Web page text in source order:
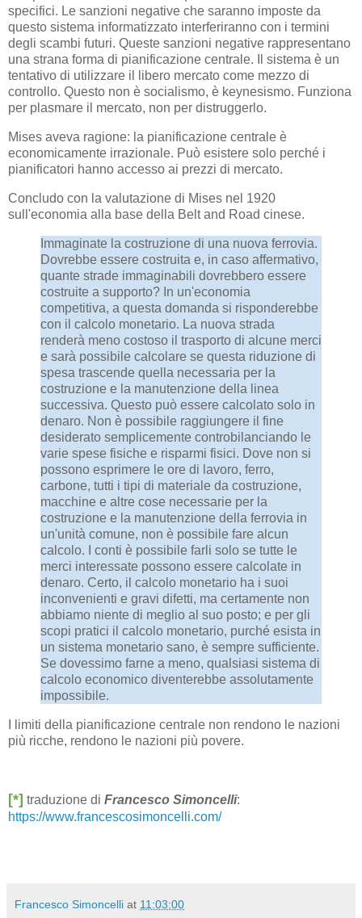
specifici. Le sanzioni negative che saranno imposte da
questo sistema informatizzato interferiranno con i termini
degli scambi futuri. Queste sanzioni negative rappresentano
una strana forma di pianificazione centrale. Il sistema è un
tentativo di utilizzare il libero mercato come mezzo di
controllo. Questo non è socialismo, è keynesismo. Funziona
per plasmare il mercato, non per distruggerlo.
Mises aveva ragione: la pianificazione centrale è
economicamente irrazionale. Può esistere solo perché i
pianificatori hanno accesso ai prezzi di mercato.
Concludo con la valutazione di Mises nel 1920
sull'economia alla base della Belt and Road cinese.
Immaginate la costruzione di una nuova ferrovia.
Dovrebbe essere costruita e, in caso affermativo,
quante strade immaginabili dovrebbero essere
costruite a supporto? In un'economia
competitiva, a questa domanda si risponderebbe
con il calcolo monetario. La nuova strada
renderà meno costoso il trasporto di alcune merci
e sarà possibile calcolare se questa riduzione di
spesa trascende quella necessaria per la
costruzione e la manutenzione della linea
successiva. Questo può essere calcolato solo in
denaro. Non è possibile raggiungere il fine
desiderato semplicemente controbilanciando le
varie spese fisiche e risparmi fisici. Dove non si
possono esprimere le ore di lavoro, ferro,
carbone, tutti i tipi di materiale da costruzione,
macchine e altre cose necessarie per la
costruzione e la manutenzione della ferrovia in
un'unità comune, non è possibile fare alcun
calcolo. I conti è possibile farli solo se tutte le
merci interessate possono essere calcolate in
denaro. Certo, il calcolo monetario ha i suoi
inconvenienti e gravi difetti, ma certamente non
abbiamo niente di meglio al suo posto; e per gli
scopi pratici il calcolo monetario, purché esista in
un sistema monetario sano, è sempre sufficiente.
Se dovessimo farne a meno, qualsiasi sistema di
calcolo economico diventerebbe assolutamente
impossibile.
I limiti della pianificazione centrale non rendono le nazioni
più ricche, rendono le nazioni più povere.
[*] traduzione di Francesco Simoncelli:
https://www.francescosimoncelli.com/
Francesco Simoncelli at 11:03:00